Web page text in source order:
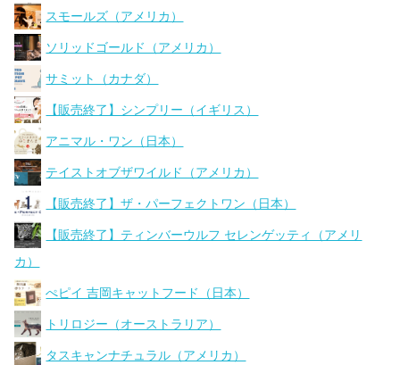
スモールズ（アメリカ）
ソリッドゴールド（アメリカ）
サミット（カナダ）
【販売終了】シンプリー（イギリス）
アニマル・ワン（日本）
テイストオブザワイルド（アメリカ）
【販売終了】ザ・パーフェクトワン（日本）
【販売終了】ティンバーウルフ セレンゲッティ（アメリ
カ）
ぺピイ 吉岡キャットフード（日本）
トリロジー（オーストラリア）
タスキャンナチュラル（アメリカ）